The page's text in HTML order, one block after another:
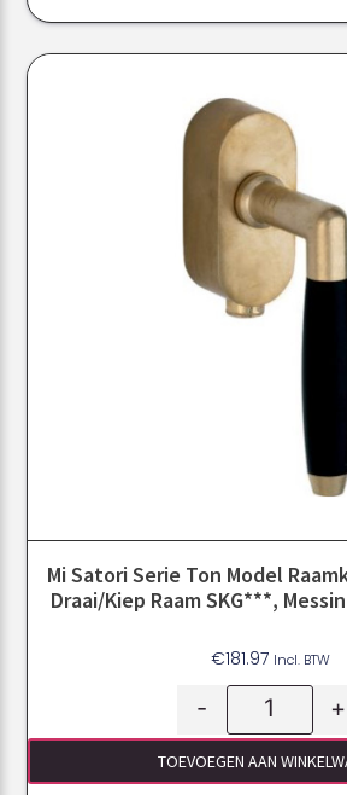
Mi Satori Serie Ton Model
Draai/kiep Raam SKG***,
€181.97 Incl. BTW
- +
TOEVOEGEN AAN